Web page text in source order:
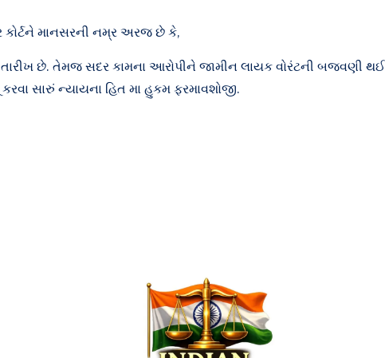
માનસરની નમ્ર અરજ છે કે,
તારીખ છે. તેમજ સદર કામના આરોપીને જામીન લાયક વોરંટની બજવણી
સારું ન્યાયના હિત મા હુકમ ફરમાવશોજી.